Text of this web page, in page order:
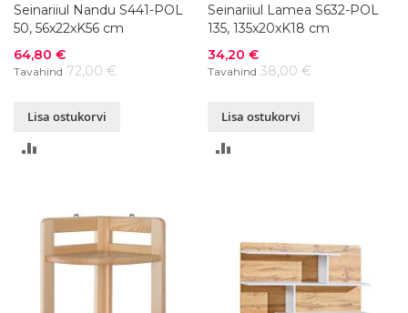
Seinariiul Nandu S441-POL
50, 56x22xK56 cm
Soodushind
64,80 €
Tavahind 72,00 €
Lisa ostukorvi
Seinariiul Lamea S632-POL
135, 135x20xK18 cm
Soodushind
34,20 €
Tavahind 38,00 €
Lisa ostukorvi